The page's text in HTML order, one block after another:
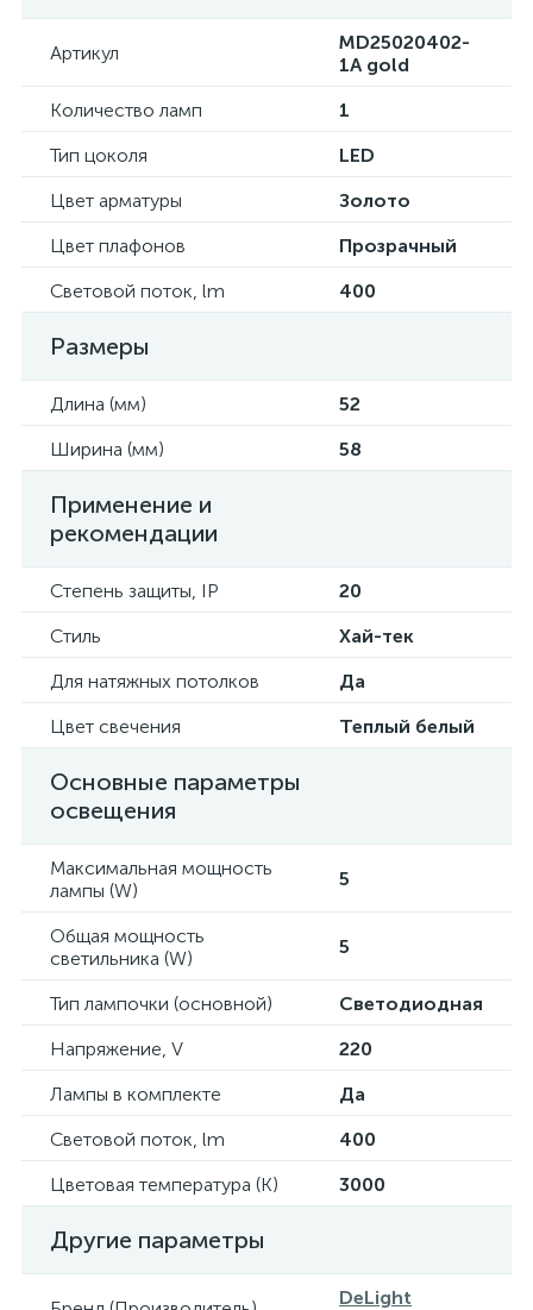
Артикул
MD25020402-
1A gold
Количество ламп
1
Тип цоколя
LED
Цвет арматуры
Золото
Цвет плафонов
Прозрачный
Световой поток, lm
400
Размеры
Длина (мм)
52
Ширина (мм)
58
Применение и
рекомендации
Степень защиты, IP
20
Стиль
Хай-тек
Для натяжных потолков
Да
Цвет свечения
Теплый белый
Основные параметры
освещения
Максимальная мощность
лампы (W)
5
Общая мощность
светильника (W)
5
Тип лампочки (основной)
Светодиодная
Напряжение, V
220
Лампы в комплекте
Да
Световой поток, lm
400
Цветовая температура (К)
3000
Другие параметры
DeLight